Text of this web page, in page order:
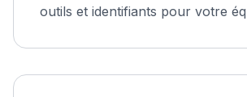
outils et identifiants pour votre